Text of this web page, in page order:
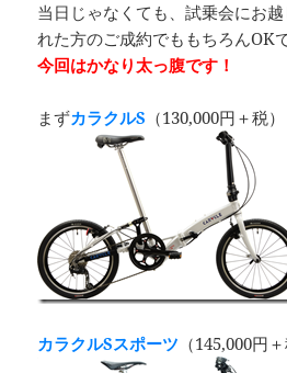
当日じゃなくても、試乗会にお
れた方のご成約でももちろんOK
今回はかなり太っ腹です！
まずカラクルS （130,000円＋税
カラクルSスポーツ （145,000円